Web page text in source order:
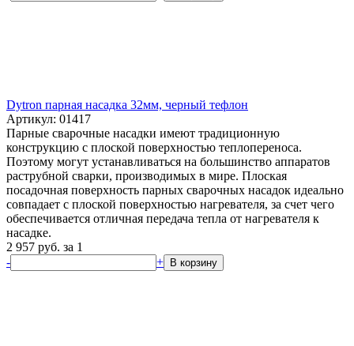
Dytron парная насадка 32мм, черный тефлон
Артикул: 01417
Парные сварочные насадки имеют традиционную
конструкцию с плоской поверхностью теплопереноса.
Поэтому могут устанавливаться на большинство аппаратов
раструбной сварки, производимых в мире. Плоская
посадочная поверхность парных сварочных насадок идеально
совпадает с плоской поверхностью нагревателя, за счет чего
обеспечивается отличная передача тепла от нагревателя к
насадке.
2 957 руб. за 1
-
+ В корзину